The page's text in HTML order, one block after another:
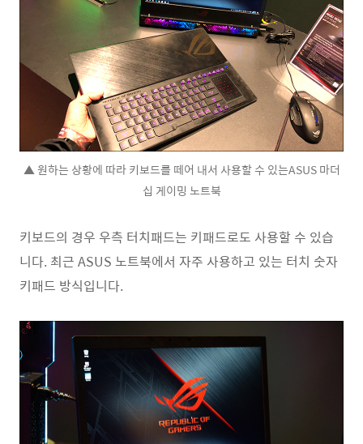
▲ 원하는 상황에 따라 키보드를 떼어 내서 사용할 수 있는ASUS 마더
십 게이밍 노트북
키보드의 경우 우측 터치패드는 키패드로도 사용할 수 있습
니다. 최근 ASUS 노트북에서 자주 사용하고 있는 터치 숫자
키패드 방식입니다.